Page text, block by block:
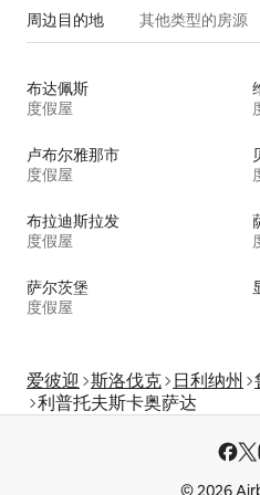
周边目的地 其他类型的房源
布达佩斯
度假屋
卢布尔雅那市
度假屋
布拉迪斯拉发
度假屋
萨尔茨堡
度假屋
爱彼迎 斯洛伐克 日利纳州
利普托夫斯卡奥萨达
© 2026